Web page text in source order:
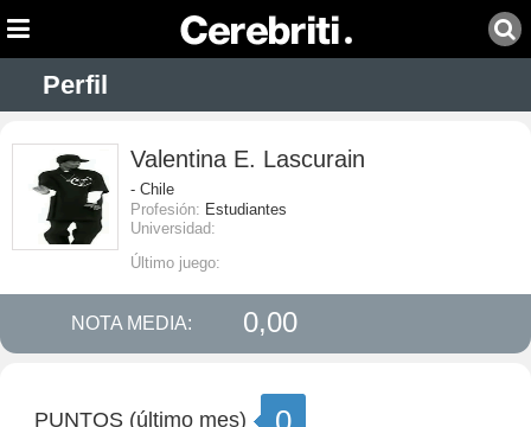
Perfil
Valentina E. Lascurain
- Chile
Profesión: Estudiantes
Universidad:
Último juego:
NOTA MEDIA: 0,00
PUNTOS (último mes)